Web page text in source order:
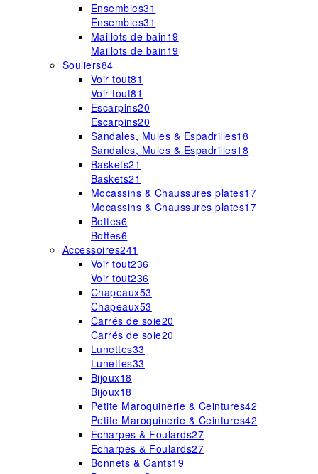
Ensembles31
Ensembles31
Maillots de bain19
Maillots de bain19
Souliers84
Voir tout81
Voir tout81
Escarpins20
Escarpins20
Sandales, Mules & Espadrilles18
Sandales, Mules & Espadrilles18
Baskets21
Baskets21
Mocassins & Chaussures plates17
Mocassins & Chaussures plates17
Bottes6
Bottes6
Accessoires241
Voir tout236
Voir tout236
Chapeaux53
Chapeaux53
Carrés de soie20
Carrés de soie20
Lunettes33
Lunettes33
Bijoux18
Bijoux18
Petite Maroquinerie & Ceintures42
Petite Maroquinerie & Ceintures42
Echarpes & Foulards27
Echarpes & Foulards27
Bonnets & Gants19